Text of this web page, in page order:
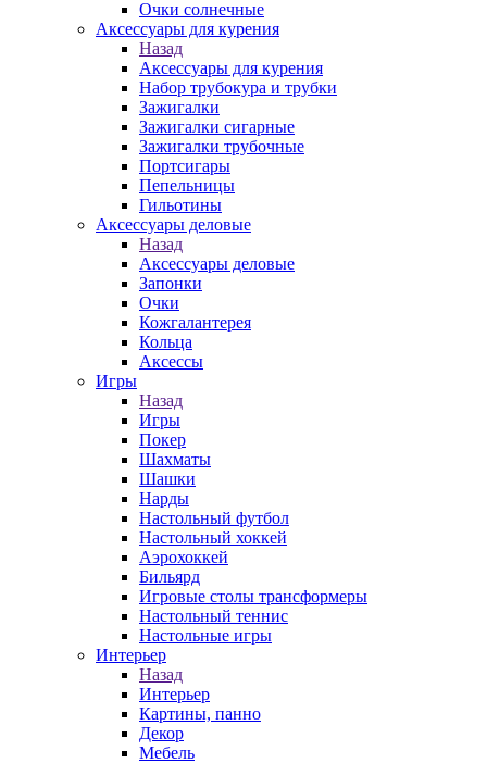
Очки солнечные
Аксессуары для курения
Назад
Аксессуары для курения
Набор трубокура и трубки
Зажигалки
Зажигалки сигарные
Зажигалки трубочные
Портсигары
Пепельницы
Гильотины
Аксессуары деловые
Назад
Аксессуары деловые
Запонки
Очки
Кожгалантерея
Кольца
Аксессы
Игры
Назад
Игры
Покер
Шахматы
Шашки
Нарды
Настольный футбол
Настольный хоккей
Аэрохоккей
Бильярд
Игровые столы трансформеры
Настольный теннис
Настольные игры
Интерьер
Назад
Интерьер
Картины, панно
Декор
Мебель